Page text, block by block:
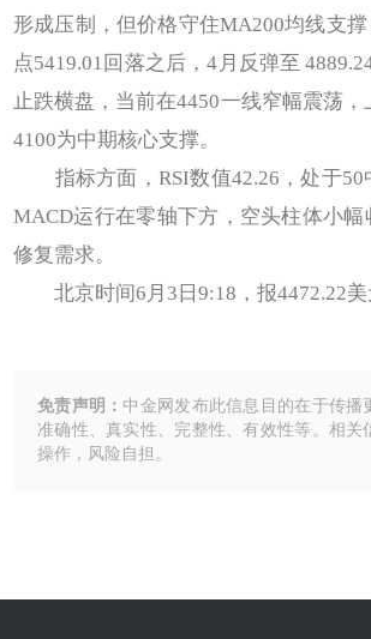
形成压制，但价格守住MA200均线支
点5419.01回落之后，4月反弹至
止跌横盘，当前在4450一线窄幅震荡
4100为中期核心支撑。
指标方面，RSI数值42.26，处于50
MACD运行在零轴下方，空头柱体小
修复需求。
北京时间6月3日9:18，报4472.22美
免责声明： 中金网发布此信息目的在于传
准确性、真实性、完整性、有效性等。相
操作，风险自担。